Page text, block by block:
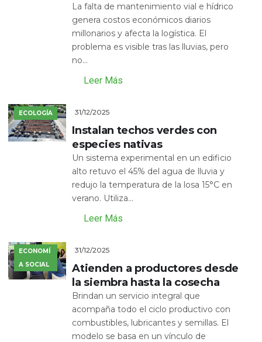
La falta de mantenimiento vial e hídrico
genera costos económicos diarios
millonarios y afecta la logística. El
problema es visible tras las lluvias, pero
no...
Leer Más
ECOLOGÍA 31/12/2025
Instalan techos verdes con
especies nativas
Un sistema experimental en un edificio
alto retuvo el 45% del agua de lluvia y
redujo la temperatura de la losa 15°C en
verano. Utiliza...
Leer Más
ECONOMÍ
A SOCIAL
31/12/2025
Atienden a productores desde
la siembra hasta la cosecha
Brindan un servicio integral que
acompaña todo el ciclo productivo con
combustibles, lubricantes y semillas. El
modelo se basa en un vínculo de